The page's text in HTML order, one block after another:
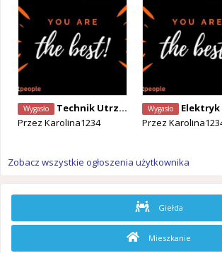
Wygasło
Technik Utrzymania Ruchu (Junior) – Pełne Szkolenie w miejscu pracy
Przez Karolina1234
Wygasło
Elektryk
Przez
Zobacz wszystkie ogłoszenia użytkownika
Giełda
Mieszkanie